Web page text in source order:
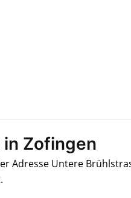
in Zofingen
Adresse Untere